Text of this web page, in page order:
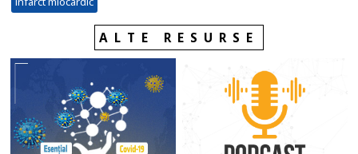
ALTE RESURSE